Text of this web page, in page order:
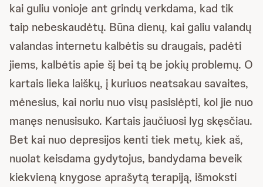
kai guliu vonioje ant grindų verkdama, kad tik
taip nebeskaudėtų. Būna dienų, kai galiu valandų
valandas internetu kalbėtis su draugais, padėti
jiems, kalbėtis apie šį bei tą be jokių problemų. O
kartais lieka laiškų, į kuriuos neatsakau savaites,
mėnesius, kai noriu nuo visų pasislėpti, kol jie nuo
manęs nenusisuko. Kartais jaučiuosi lyg skęsčiau.
Bet kai nuo depresijos kenti tiek metų, kiek aš,
nuolat keisdama gydytojus, bandydama beveik
kiekvieną knygose aprašytą terapiją, išmoksti